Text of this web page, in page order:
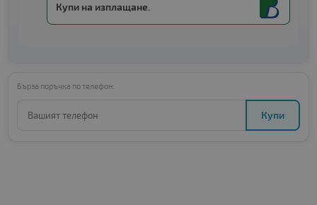
Купи на изплащане.
Бърза поръчка по телефон:
Купи